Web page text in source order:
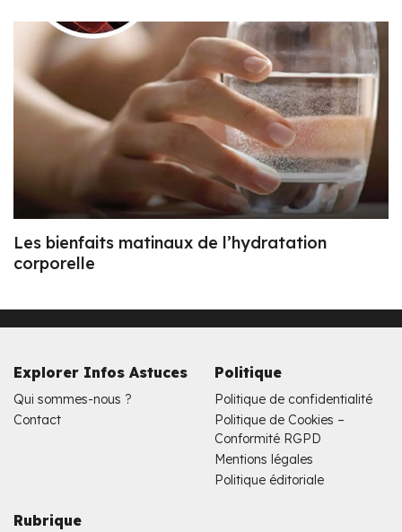
Les bienfaits matinaux de l’hydratation
corporelle
Explorer Infos Astuces
Qui sommes-nous ?
Contact
Politique
Politique de confidentialité
Politique de Cookies –
Conformité RGPD
Mentions légales
Politique éditoriale
Rubrique